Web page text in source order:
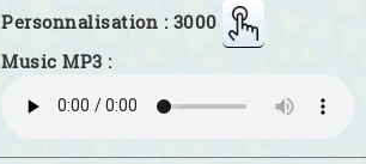
Personnalisation : 3000
Music MP3 :